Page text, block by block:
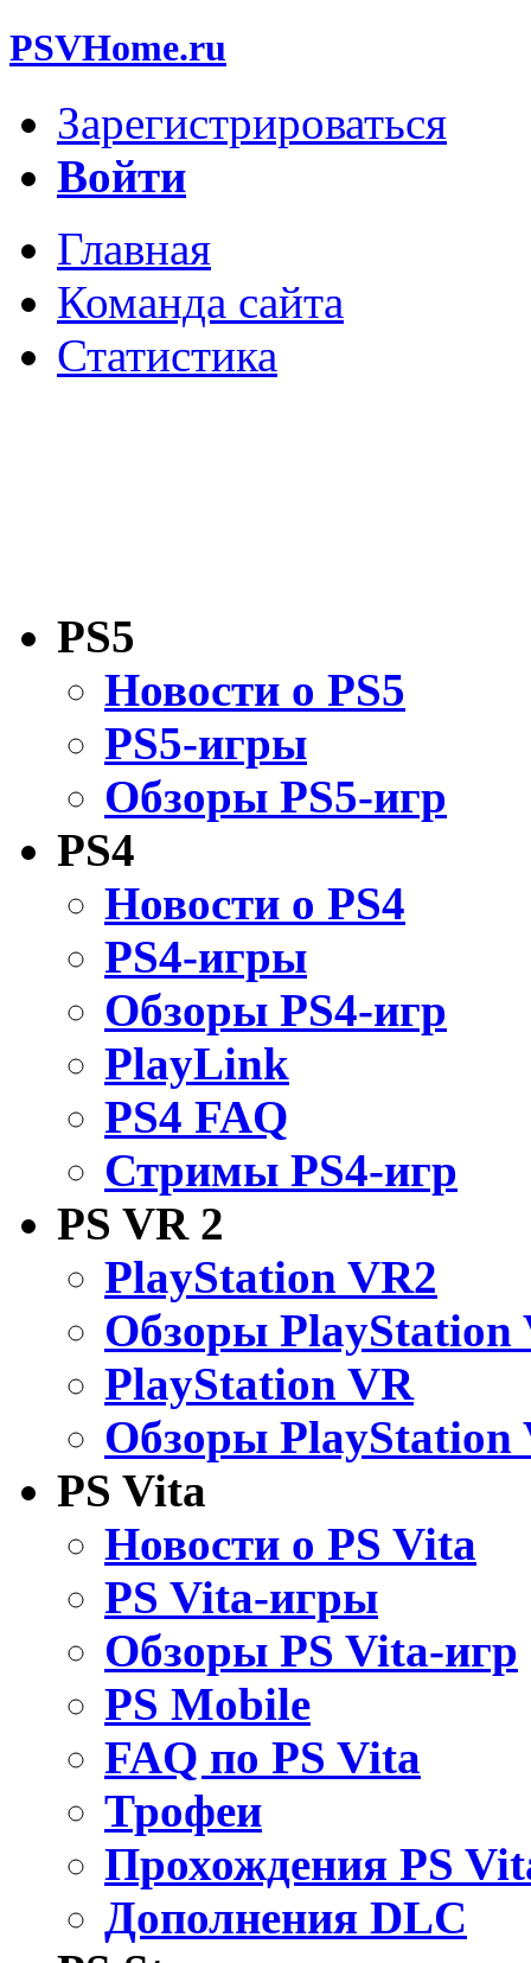
PSVHome.ru
Зарегистрироваться
Войти
Главная
Команда сайта
Статистика
PS5
Новости о PS5
PS5-игры
Обзоры PS5-игр
PS4
Новости о PS4
PS4-игры
Обзоры PS4-игр
PlayLink
PS4 FAQ
Стримы PS4-игр
PS VR 2
PlayStation VR2
Обзоры PlayStation
PlayStation VR
Обзоры PlayStation
PS Vita
Новости о PS Vita
PS Vita-игры
Обзоры PS Vita-игр
PS Mobile
FAQ по PS Vita
Трофеи
Прохождения PS
Дополнения DLC